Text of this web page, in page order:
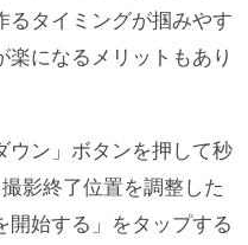
るタイミングが掴みやす
楽になるメリットもあり
ウン」ボタンを押して秒
影終了位置を調整した
開始する」をタップする